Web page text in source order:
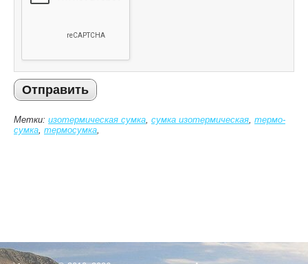
Отправить
Метки: изотермическая сумка сумка изотермическая термо-
сумка термосумка